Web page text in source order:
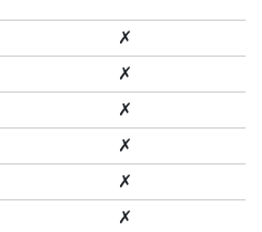
✗
✗
✗
✗
✗
✗